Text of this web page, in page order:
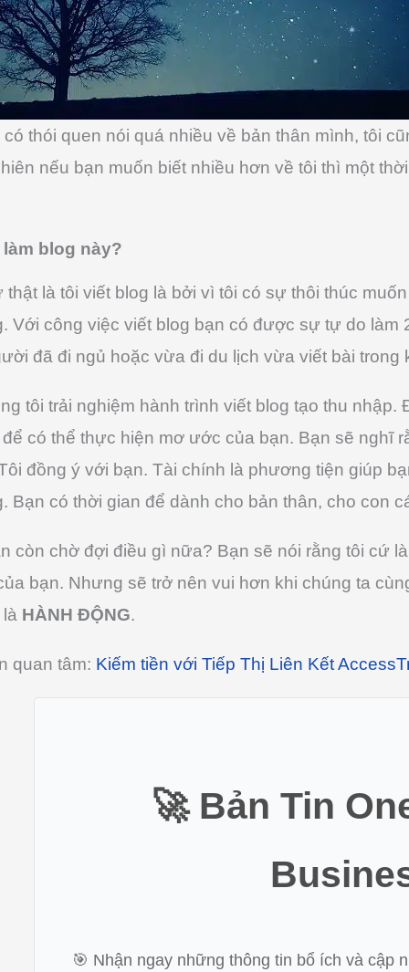
thói quen nói quá nhiều về bản thân mình, tôi
nếu bạn muốn biết nhiều hơn về tôi thì một
blog này?
thật là tôi viết blog là bởi vì tôi có sự thôi thúc
Với công việc viết blog bạn có được sự tự do làm
đã đi ngủ hoặc vừa đi du lịch vừa viết bài trong
tôi trải nghiệm hành trình viết blog tạo thu
để có thể thực hiện mơ ước của bạn. Bạn sẽ nghĩ
đồng ý với bạn. Tài chính là phương tiện giúp
Bạn có thời gian để dành cho bản thân, cho con
còn chờ đợi điều gì nữa? Bạn sẽ nói rằng tôi cứ
bạn. Nhưng sẽ trở nên vui hơn khi chúng ta
là HÀNH ĐỘNG.
quan tâm: Kiếm tiền với Tiếp Thị Liên Kết
🚀 Bản Tin
🎯 Nhận ngay những thông tin bổ ích và cập